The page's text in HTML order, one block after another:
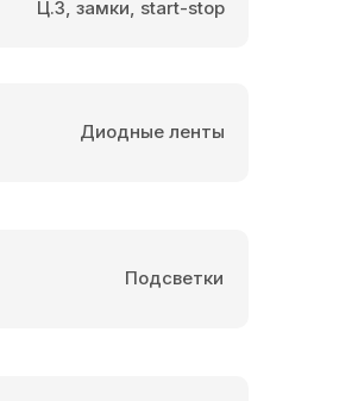
Подсветки
Ц.З, замки, start-stop
Диодные ленты